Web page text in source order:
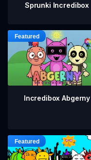
Sprunki Incredibox
Incredibox Abgerny